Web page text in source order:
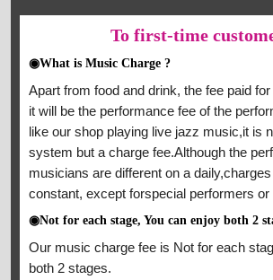
To first-time
◉What is Music Charge ?
Apart from food and drink, the fee paid
it will be the performance fee of the
like our shop playing live jazz music,it is
system but a charge fee.Although the
musicians are different on a
constant, except forspecial performers or
◉Not for each stage, You can enjoy both 2
Our music charge fee is Not for each
both 2 stages.